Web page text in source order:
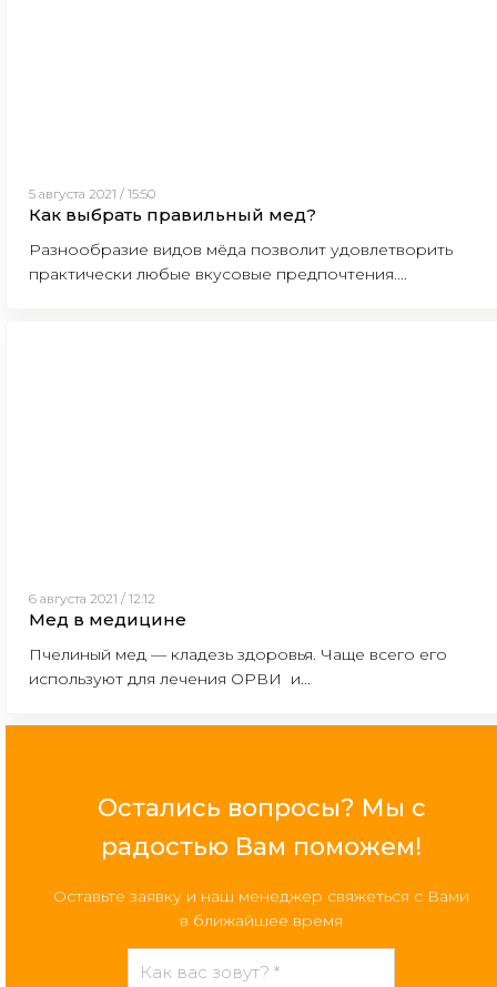
5 августа 2021 / 15:50
Как выбрать правильный мед?
Разнообразие видов мёда позволит удовлетворить
практически любые вкусовые предпочтения....
6 августа 2021 / 12:12
Мед в медицине
Пчелиный мед — кладезь здоровья. Чаще всего его
используют для лечения ОРВИ и...
Остались вопросы? Мы с
радостью Вам поможем!
Оставьте заявку и наш менеджер свяжеться с Вами
в ближайшее время